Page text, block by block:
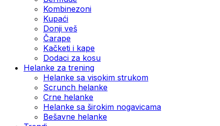
Kombinezoni
Kupaći
Donji veš
Čarape
Kačketi i kape
Dodaci za kosu
Helanke za trening
Helanke sa visokim strukom
Scrunch helanke
Crne helanke
Helanke sa širokim nogavicama
Bešavne helanke